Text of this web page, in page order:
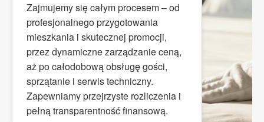
Zajmujemy się całym procesem – od
profesjonalnego przygotowania
mieszkania i skutecznej promocji,
przez dynamiczne zarządzanie ceną,
aż po całodobową obsługę gości,
sprzątanie i serwis techniczny.
Zapewniamy przejrzyste rozliczenia i
pełną transparentność finansową.